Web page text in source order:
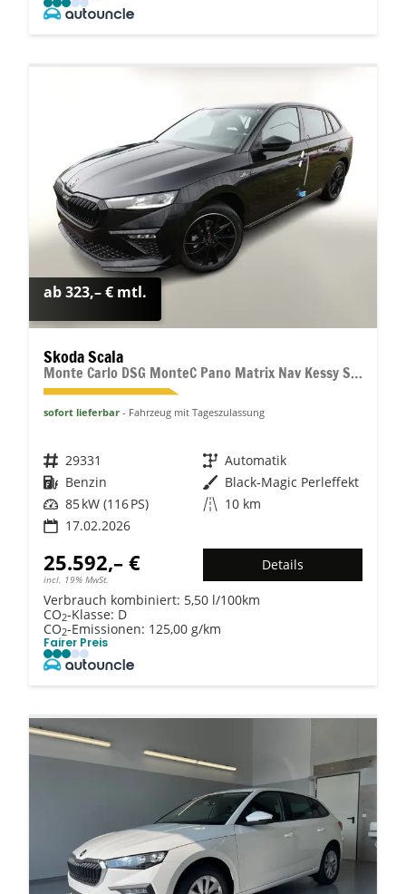
ab 323,– € mtl.
Skoda Scala
Monte Carlo DSG MonteC Pano Matrix Nav Kessy SHZ Kam
sofort lieferbar Fahrzeug mit Tageszulassung
Fahrzeugnr. 29331 Getriebe Automatik
Kraftstoff Benzin Außenfarbe Black-Magic Perleffekt
Leistung 85 kW (116 PS) Kilometerstand 10 km
17.02.2026
25.592,– €
incl. 19% MwSt.
Details
Verbrauch kombiniert: 5,50 l/100km
CO2-Klasse: D
CO2-Emissionen: 125,00 g/km
Fairer Preis